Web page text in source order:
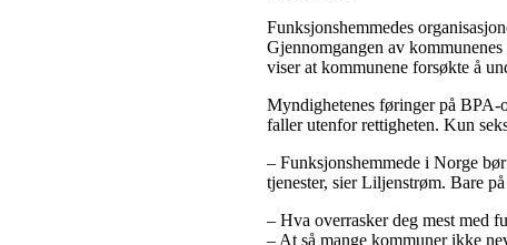
Funksjonshemmedes
Gjennomgangen av
viser at kommunene forsøkte å
Myndighetenes føringer på BPA-
faller utenfor rettigheten. Kun
– Funksjonshemmede i Norge
tjenester, sier Liljenstrøm. Bare
– Hva overrasker deg mest med
– At så mange kommuner ikke